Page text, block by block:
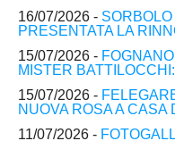
16/07/2026 -
PRESENTATA LA
15/07/2026 -
MISTER
15/07/2026 -
NUOVA ROSA A CASA
11/07/2026 -